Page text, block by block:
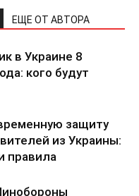
ЕЩЕ ОТ АВТОРА
в Украине 8
кого будут
защиту
из Украины:
правила